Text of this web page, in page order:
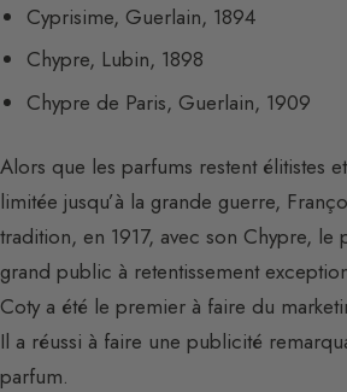
Cyprisime, Guerlain, 1894
Chypre, Lubin, 1898
Chypre de Paris, Guerlain, 1909
Alors que les parfums restent élitistes
limitée jusqu’à la grande guerre,
tradition, en 1917, avec son Chypre, le
grand public à retentissement
Coty a été le premier à faire du
Il a réussi à faire une publicité
parfum.